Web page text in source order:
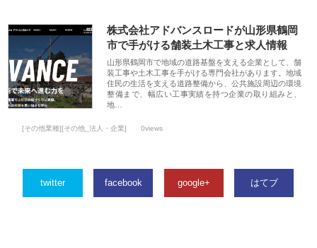
株式会社アドバンスロードが山形県鶴岡
市で手がける舗装土木工事と求人情報
山形県鶴岡市で地域の道路基盤を支える企業として、舗
装工事や土木工事を手がける専門会社があります。地域
住民の生活を支える道路整備から、公共施設周辺の環境
整備まで、幅広い工事実績を持つ企業の取り組みと、
地…
[その他業種][その他_法人・企業] 0views
twitter facebook google+ はてブ